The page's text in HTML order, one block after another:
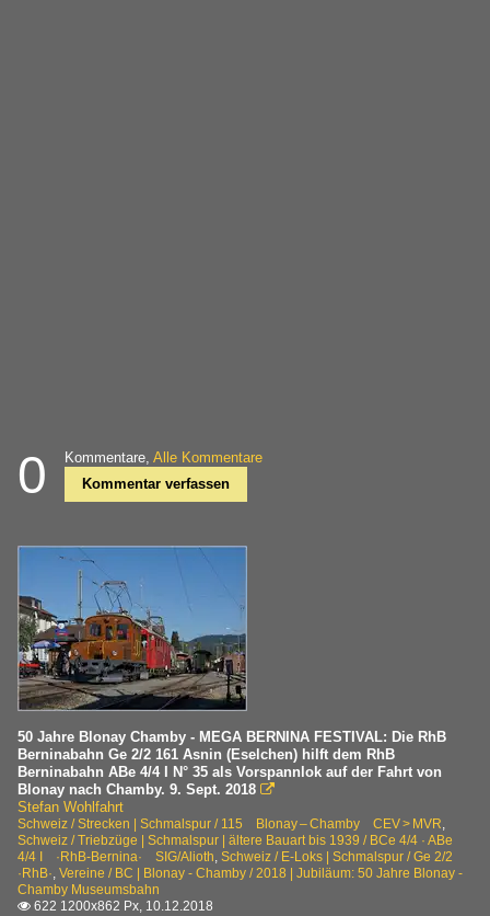
0 Kommentare, Alle Kommentare
Kommentar verfassen
50 Jahre Blonay Chamby - MEGA BERNINA FESTIVAL: Die RhB
Berninabahn Ge 2/2 161 Asnin (Eselchen) hilft dem RhB
Berninabahn ABe 4/4 I N° 35 als Vorspannlok auf der Fahrt von
Blonay nach Chamby. 9. Sept. 2018 
Stefan Wohlfahrt
Schweiz / Strecken | Schmalspur / 115 Blonay – Chamby CEV > MVR,
Schweiz / Triebzüge | Schmalspur | ältere Bauart bis 1939 / BCe 4/4 · ABe
4/4 I ·RhB-Bernina· SIG/Alioth, Schweiz / E-Loks | Schmalspur / Ge 2/2
·RhB·, Vereine / BC | Blonay - Chamby / 2018 | Jubiläum: 50 Jahre Blonay -
Chamby Museumsbahn
 622 1200x862 Px, 10.12.2018